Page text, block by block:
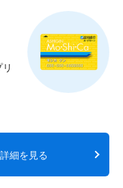
細を見る